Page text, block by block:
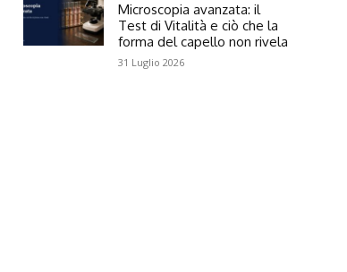
Microscopia avanzata: il
Test di Vitalità e ciò che la
forma del capello non rivela
31 Luglio 2026